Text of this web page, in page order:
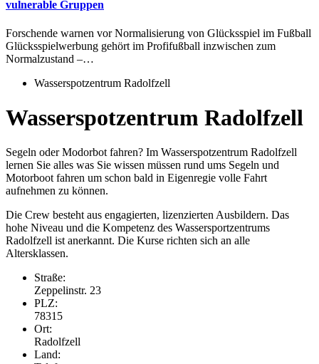
vulnerable Gruppen
Forschende warnen vor Normalisierung von Glücksspiel im Fußball
Glücksspielwerbung gehört im Profifußball inzwischen zum
Normalzustand –…
Wasserspotzentrum Radolfzell
Wasserspotzentrum Radolfzell
Segeln oder Modorbot fahren? Im Wasserspotzentrum Radolfzell
lernen Sie alles was Sie wissen müssen rund ums Segeln und
Motorboot fahren um schon bald in Eigenregie volle Fahrt
aufnehmen zu können.
Die Crew besteht aus engagierten, lizenzierten Ausbildern. Das
hohe Niveau und die Kompetenz des Wassersportzentrums
Radolfzell ist anerkannt. Die Kurse richten sich an alle
Altersklassen.
Straße:
Zeppelinstr. 23
PLZ:
78315
Ort:
Radolfzell
Land: